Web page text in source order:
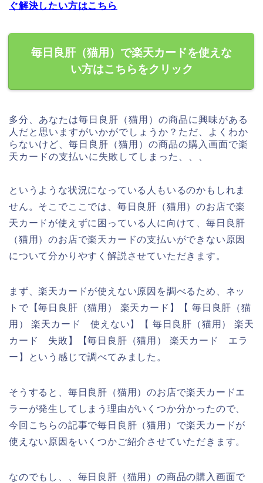
ぐ解決したい方はこちら
毎日良肝（猫用）で楽天カードを使えな
い方はこちらをクリック
多分、あなたは毎日良肝（猫用）の商品に興味がある
人だと思いますがいかがでしょうか？ただ、よくわか
らないけど、毎日良肝（猫用）の商品の購入画面で楽
天カードの支払いに失敗してしまった、、、
というような状況になっている人もいるのかもしれま
せん。そこでここでは、毎日良肝（猫用）のお店で楽
天カードが使えずに困っている人に向けて、毎日良肝
（猫用）のお店で楽天カードの支払いができない原因
について分かりやすく解説させていただきます。
まず、楽天カードが使えない原因を調べるため、ネッ
トで【毎日良肝（猫用） 楽天カード】【 毎日良肝（猫
用） 楽天カード 使えない】【 毎日良肝（猫用） 楽天
カード 失敗】【毎日良肝（猫用） 楽天カード エラ
ー】という感じで調べてみました。
そうすると、毎日良肝（猫用）のお店で楽天カードエ
ラーが発生してしまう理由がいくつか分かったので、
今回こちらの記事で毎日良肝（猫用）で楽天カードが
使えない原因をいくつかご紹介させていただきます。
なのでもし、、毎日良肝（猫用）の商品の購入画面で